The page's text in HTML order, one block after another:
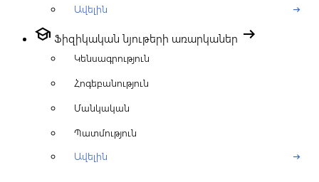
Ավելին
arrow_right_alt
school Ֆիզիկական նյութերի առարկաներ arrow_right_alt
Կենսագրություն
Հոգեբանություն
Մանկական
Պատմություն
Ավելին
arrow_right_alt